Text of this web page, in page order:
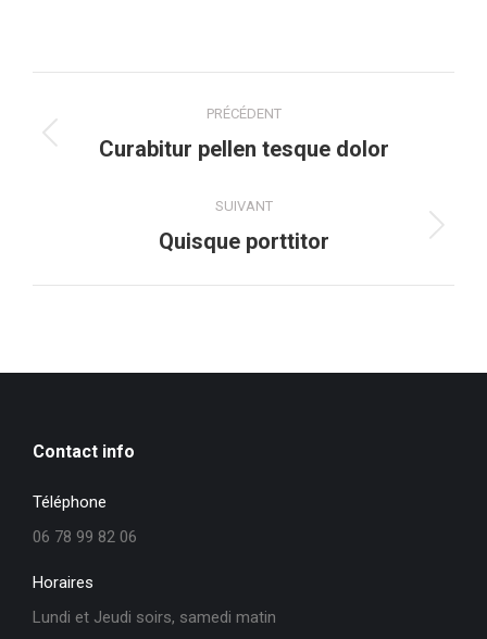
de
commentaire
PRÉCÉDENT
Onglet
Curabitur pellen tesque dolor
SUIVANT
Projets
Quisque porttitor
Contact info
Téléphone
06 78 99 82 06
Horaires
Lundi et Jeudi soirs, samedi matin